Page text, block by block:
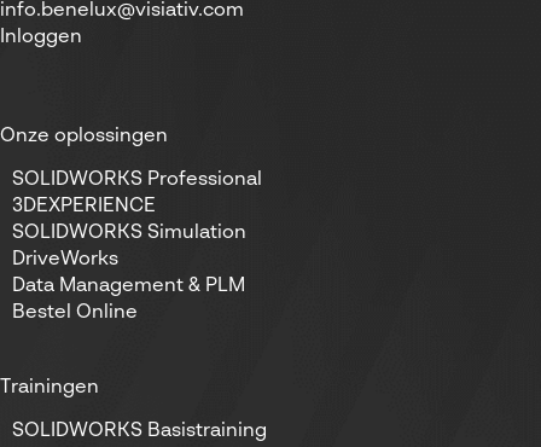
info.benelux@visiativ.com
Inloggen
Onze oplossingen
SOLIDWORKS Professional
3DEXPERIENCE
SOLIDWORKS Simulation
DriveWorks
Data Management & PLM
Bestel Online
Trainingen
SOLIDWORKS Basistraining